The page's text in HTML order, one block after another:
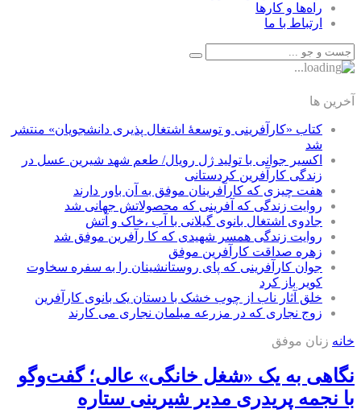
راه‌ها و كارها
ارتباط با ما
آخرین ها
کتاب «کارآفرینی و توسعۀ اشتغال پذیری دانشجویان» منتشر
شد
اکسیر جوانی با تولید ژل رویال/ طعم شهد شیرین عسل‌ در
زندگی کارآفرین کردستانی
هفت چیزی که کارآفرینان موفق به آن باور دارند
روایت زندگی که آفرینی که محصولاتش جهانی شد
جادوی اشتغال بانوی گیلانی با آب ،خاک و آتش
روایت زندگی همسر شهیدی که کا رآفرین موفق شد
زهره صداقت کارآفرین موفق
جوان کارآفرینی که پای روستانشینان را به سفره سخاوت
کویر باز کرد
خلق آثار ناب از چوب خشک با دستان یک بانوی کارآفرین
زوج نجاری که در مزرعه مبلمان نجاری می کارند
خانه زنان موفق
نگاهی به یک «شغل خانگی» عالی؛ گفت‌وگو
با نجمه پریدری مدیر شیرینی ستاره